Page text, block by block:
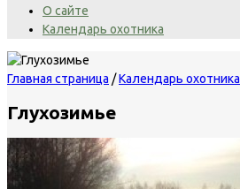
О сайте
Календарь охотника
Главная страница /Календарь охотника
Глухозимье